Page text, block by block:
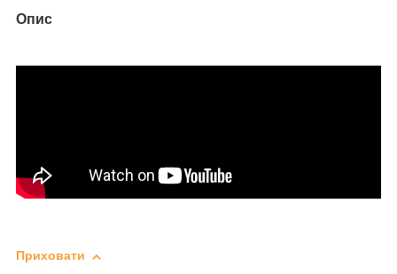
Опис
Приховати